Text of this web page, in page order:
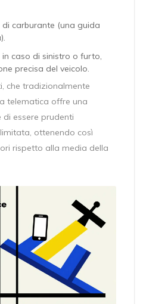
carburante (una guida
caso di sinistro o furto,
precisa del veicolo.
che tradizionalmente
telematica offre una
essere prudenti
ottenendo così
rispetto alla media della